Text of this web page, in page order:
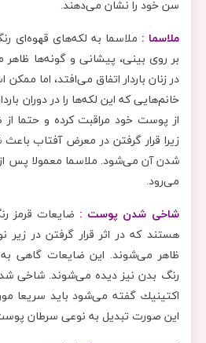
سن خود را نشان می‌دهند.
ملاسما : ملاسما به لکه‌های قهوه‌ای
بر روی بینی، پیشانی و گونه‌ها
در زنان باردار اتفاق می‌افتد، اما
خانم‌هایی که این لکه‌ها را در دوران
از پوست خود مراقبت کرده و حتما از
زیرا قرار گرفتن در معرض آفتاب
شدن آن می‌شود. ملاسما معمولا پس از
می‌رود.
شاخی شدن پوست : ضایعات قرمز
هستند که در اثر قرار گرفتن در
ظاهر می‌شوند. این ضایعات گاهی
رنگ بدن نیز دیده می‌شوند. شاخی
اكتينيك گفته می‌شود باید سریعا
این صورت تبدیل به نوعی سرطان